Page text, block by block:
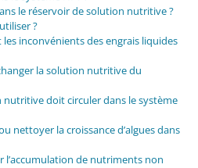
le réservoir de solution nutritive ?
?
inconvénients des engrais liquides
la solution nutritive du
doit circuler dans le système
nettoyer la croissance d’algues dans
l’accumulation de nutriments non